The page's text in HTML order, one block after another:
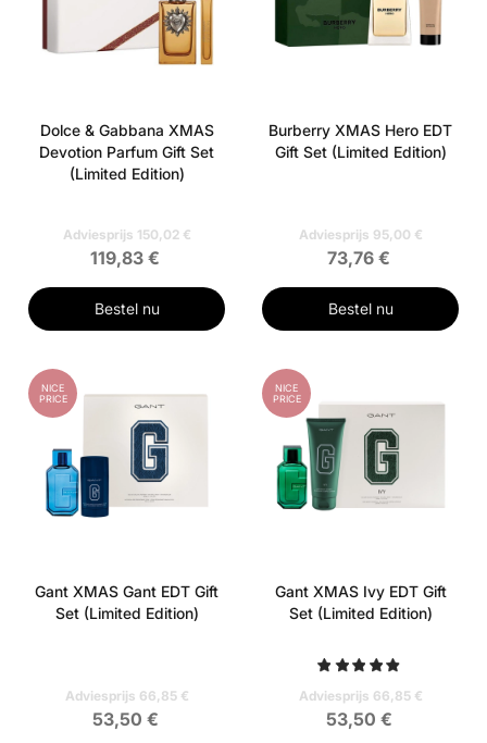
Dolce & Gabbana XMAS
Devotion Parfum Gift Set
(Limited Edition)
Adviesprijs 150,02 €
119,83 €
Bestel nu
Burberry XMAS Hero EDT
Gift Set (Limited Edition)
Adviesprijs 95,00 €
73,76 €
Bestel nu
NICE
PRICE
Gant XMAS Gant EDT Gift
Set (Limited Edition)
Adviesprijs 66,85 €
53,50 €
NICE
PRICE
Gant XMAS Ivy EDT Gift
Set (Limited Edition)
Adviesprijs 66,85 €
53,50 €